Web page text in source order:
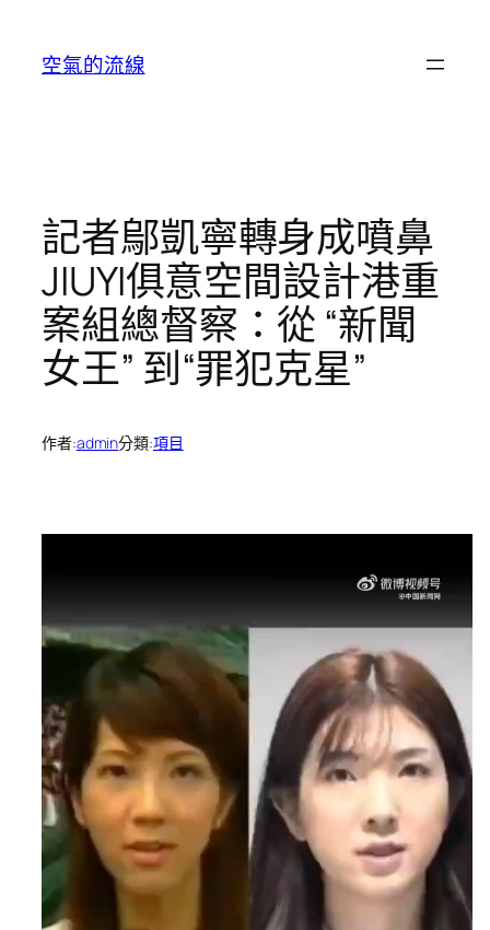
空氣的流線
記者鄔凱寧轉身成噴鼻
JIUYI俱意空間設計港重
案組總督察：從 “新聞
女王” 到“罪犯克星”
作者:admin分類:項目